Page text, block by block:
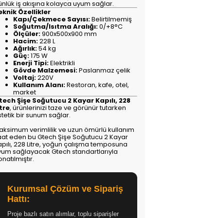
iş akışına kolayca uyum sağlar.
Özellikler
Kapı/Çekmece Sayısı:Belirtilmemiş
Soğutma/Isıtma Aralığı:0/+8°C
Ölçüler:900x500x900 mm
Hacim:228 L
Ağırlık:54 kg
Güç:175 W
Enerji Tipi:Elektrikli
Gövde Malzemesi:Paslanmaz çelik
Voltaj:220V
Kullanım Alanı:Restoran, kafe, otel,
market
Şişe Soğutucu 2 Kayar Kapılı, 228
, ürünlerinizi taze ve görünür tutarken
bir sunum sağlar.
verimlilik ve uzun ömürlü kullanım
eden bu Gtech Şişe Soğutucu 2 Kayar
228 Litre, yoğun çalışma temposuna
sağlayacak Gtech standartlarıyla
Kurumsal Çözüm ve Sipariş
Hattı:
Proje bazlı satın alımlar, toplu siparişler